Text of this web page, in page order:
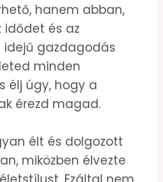
hanem abban,
és az
idejű gazdagodás
minden
élj úgy, hogy a
érezd magad.
élt és dolgozott
miközben élvezte